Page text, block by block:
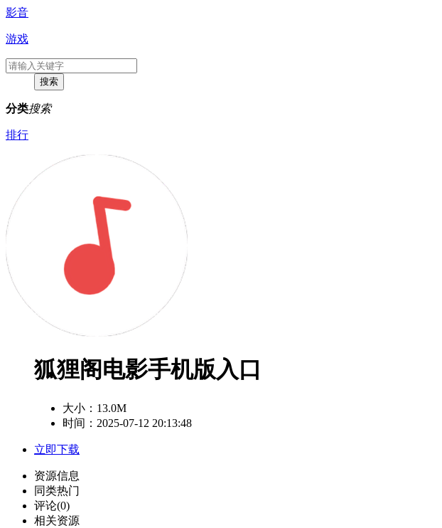
影音
游戏
分类搜索
排行
狐狸阁电影手机版入口
大小： 13.0M
时间：2025-07-12 20:13:48
立即下载
资源信息
同类热门
评论(0)
相关资源